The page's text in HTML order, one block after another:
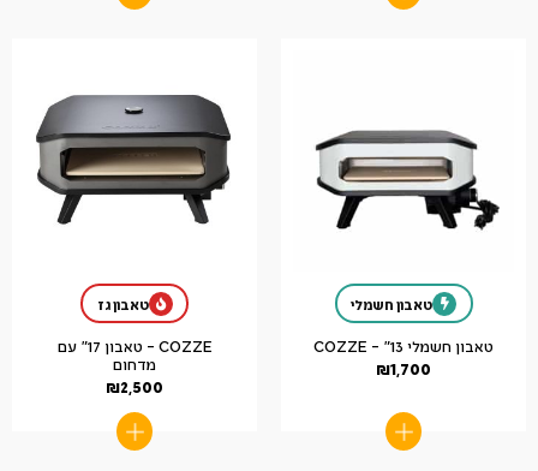
טאבון חשמלי
טאבון חשמלי 13" – COZZE
₪1,700
טאבון גז
COZZE – טאבון 17" עם
מדחום
₪2,500